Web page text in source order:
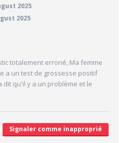
en salle d'attente/Retard
LOCAUX1.7/10
2025
2025
totalement erroné, Ma femme
a un test de grossesse positif
dit qu'il y a un problème et le
Signaler comme inapproprié